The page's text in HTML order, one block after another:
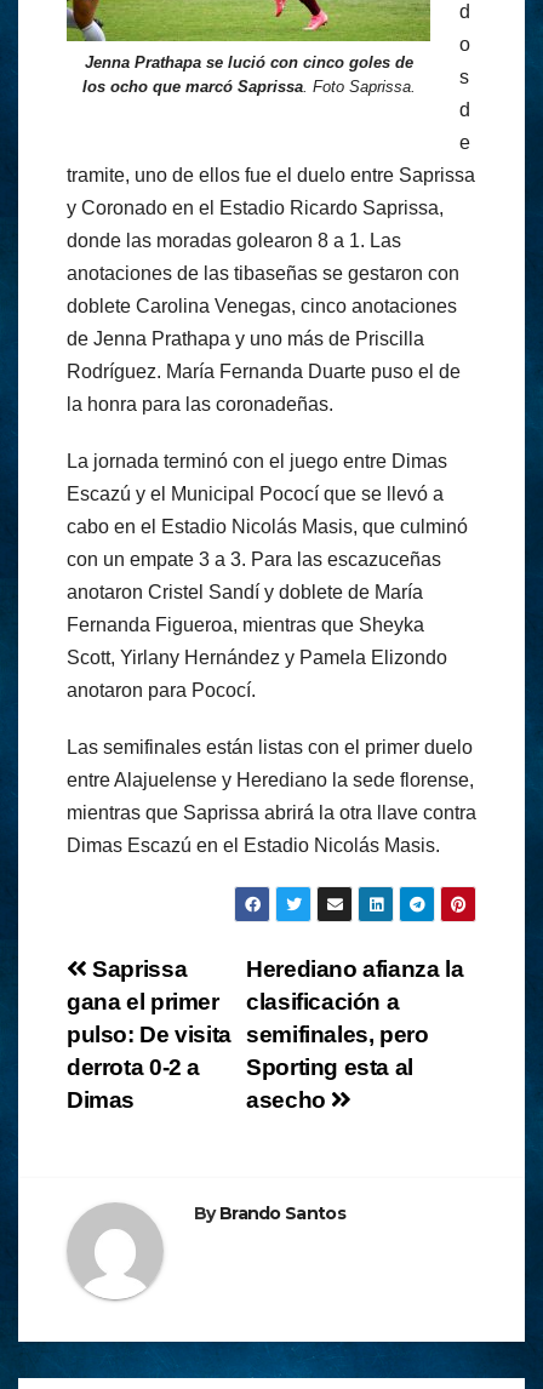
Jenna Prathapa se lució con cinco goles de
los ocho que marcó Saprissa. Foto Saprissa.
d
o
s
d
e
tramite, uno de ellos fue el duelo entre Saprissa
y Coronado en el Estadio Ricardo Saprissa,
donde las moradas golearon 8 a 1. Las
anotaciones de las tibaseñas se gestaron con
doblete Carolina Venegas, cinco anotaciones
de Jenna Prathapa y uno más de Priscilla
Rodríguez. María Fernanda Duarte puso el de
la honra para las coronadeñas.
La jornada terminó con el juego entre Dimas
Escazú y el Municipal Pococí que se llevó a
cabo en el Estadio Nicolás Masis, que culminó
con un empate 3 a 3. Para las escazuceñas
anotaron Cristel Sandí y doblete de María
Fernanda Figueroa, mientras que Sheyka
Scott, Yirlany Hernández y Pamela Elizondo
anotaron para Pococí.
Las semifinales están listas con el primer duelo
entre Alajuelense y Herediano la sede florense,
mientras que Saprissa abrirá la otra llave contra
Dimas Escazú en el Estadio Nicolás Masis.
Navegación
de
entradas
Herediano afianza la
clasificación a
semifinales, pero
Sporting esta al
asecho
Saprissa
gana el primer
pulso: De visita
derrota 0-2 a
Dimas
ByBrando Santos